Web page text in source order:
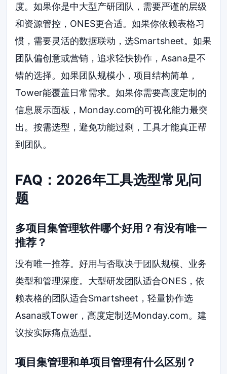
度。如果你是中大型产研团队，需要严谨的层级
和资源管控，ONES更合适。如果你依赖表格习
惯，需要灵活的数据联动，选Smartsheet。如果
团队偏创意或营销，追求轻快协作，Asana是不
错的选择。如果团队规模小，项目结构简单，
Tower能覆盖日常需求。如果你需要高度定制的
信息展示面板，Monday.com的可视化能力最突
出。按需选型，避免功能过剩，工具才能真正帮
到团队。
FAQ：2026年工具选型常见问
题
多项目集管理软件哪个好用？有没有唯一
推荐？
没有唯一推荐。好用与否取决于团队规模、业务
类型和管理深度。大型研发团队适合ONES，依
赖表格的团队适合Smartsheet，轻量协作选
Asana或Tower，高度定制选Monday.com。建
议按实际痛点选型。
项目集管理和单项目管理有什么区别？